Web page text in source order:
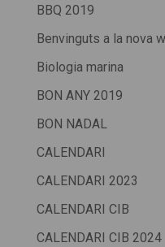
BBQ 2019
Benvinguts a la nova
Biologia marina
BON ANY 2019
BON NADAL
CALENDARI
CALENDARI 2023
CALENDARI CIB
CALENDARI CIB 2024